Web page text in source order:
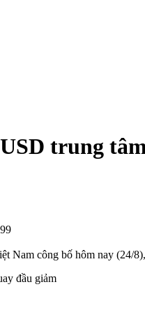
trung
Nam công bố hôm nay (24/